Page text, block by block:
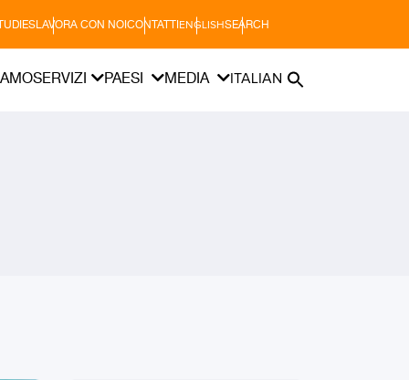
LAVORA CON NOICONTATTIENGLISHSEARCH
SERVIZI PAESI MEDIA ITALIAN